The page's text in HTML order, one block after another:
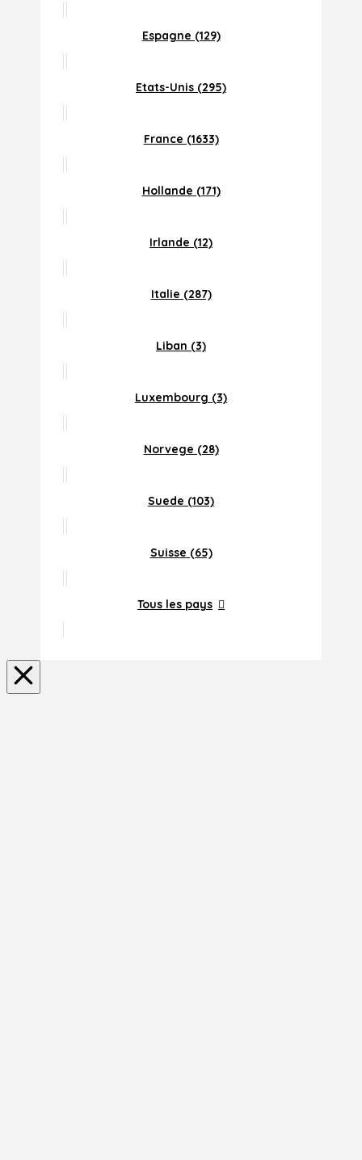
Espagne (129)
Etats-Unis (295)
France (1633)
Hollande (171)
Irlande (12)
Italie (287)
Liban (3)
Luxembourg (3)
Norvege (28)
Suede (103)
Suisse (65)
Tous les pays